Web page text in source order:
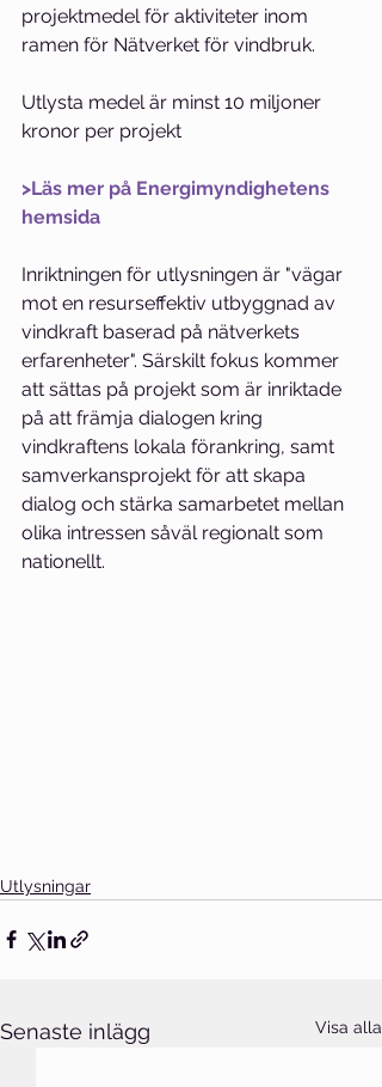
projektmedel för aktiviteter inom
ramen för Nätverket för vindbruk.
Utlysta medel är minst 10 miljoner
kronor per projekt
>Läs mer på Energimyndighetens
hemsida
Inriktningen för utlysningen är "vägar
mot en resurseffektiv utbyggnad av
vindkraft baserad på nätverkets
erfarenheter". Särskilt fokus kommer
att sättas på projekt som är inriktade
på att främja dialogen kring
vindkraftens lokala förankring, samt
samverkansprojekt för att skapa
dialog och stärka samarbetet mellan
olika intressen såväl regionalt som
nationellt.
Utlysningar
Senaste inlägg Visa alla